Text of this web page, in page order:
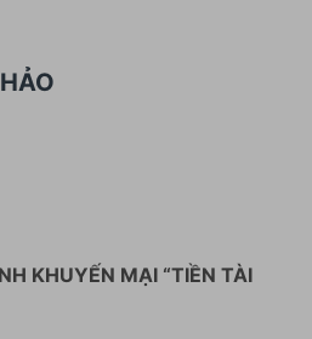
KHUYẾN MẠI “TIỀN TÀI